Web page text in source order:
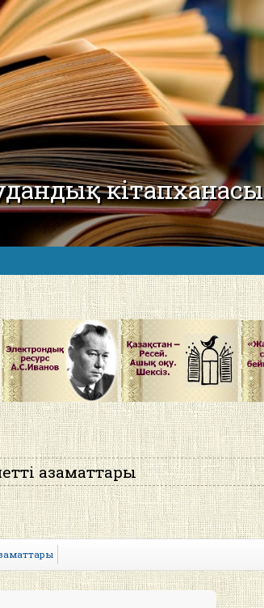
кітапханасы
азаматтары